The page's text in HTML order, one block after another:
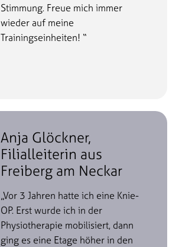
Stimmung. Freue mich immer
wieder auf meine
Trainingseinheiten! “
Anja Glöckner,
Filialleiterin aus
Freiberg am Neckar
„Vor 3 Jahren hatte ich eine Knie-
OP. Erst wurde ich in der
Physiotherapie mobilisiert, dann
ging es eine Etage höher in den